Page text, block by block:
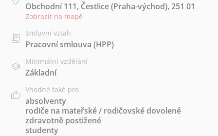
Obchodní 111, Čestlice (Praha-východ), 251 01
Zobrazit na mapě
Smluvní vztah
Pracovní smlouva (HPP)
Minimální vzdělání
Základní
Vhodné také pro
absolventy
rodiče na mateřské / rodičovské dovolené
zdravotně postižené
studenty